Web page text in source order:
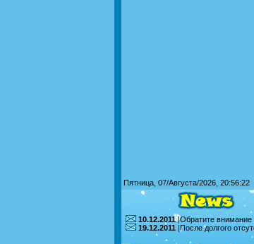
Пятница, 07/Августа/2026, 20:56:22
10.12.2011|Обратите внимание
19.12.2011 |После долгого